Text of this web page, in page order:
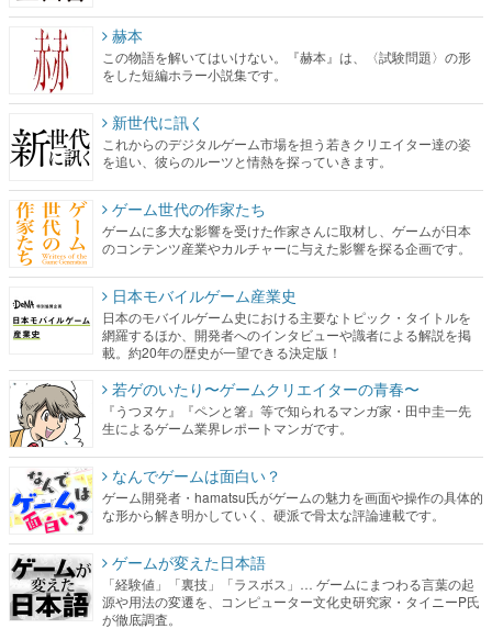
赫本
この物語を解いてはいけない。『赫本』は、〈試験問題〉の形
をした短編ホラー小説集です。
新世代に訊く
これからのデジタルゲーム市場を担う若きクリエイター達の姿
を追い、彼らのルーツと情熱を探っていきます。
ゲーム世代の作家たち
ゲームに多大な影響を受けた作家さんに取材し、ゲームが日本
のコンテンツ産業やカルチャーに与えた影響を探る企画です。
日本モバイルゲーム産業史
日本のモバイルゲーム史における主要なトピック・タイトルを
網羅するほか、開発者へのインタビューや識者による解説を掲
載。約20年の歴史が一望できる決定版！
若ゲのいたり〜ゲームクリエイターの青春〜
『うつヌケ』『ペンと箸』等で知られるマンガ家・田中圭一先
生によるゲーム業界レポートマンガです。
なんでゲームは面白い？
ゲーム開発者・hamatsu氏がゲームの魅力を画面や操作の具体的
な形から解き明かしていく、硬派で骨太な評論連載です。
ゲームが変えた日本語
「経験値」「裏技」「ラスボス」… ゲームにまつわる言葉の起
源や用法の変遷を、コンピューター文化史研究家・タイニーP氏
が徹底調査。